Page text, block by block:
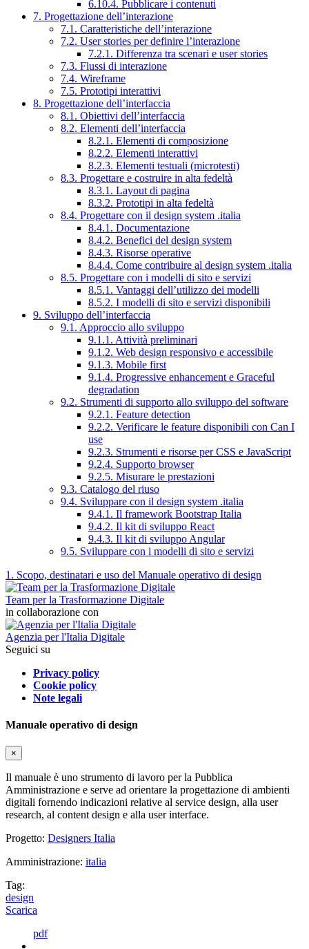
6.10.4. Pubblicare i contenuti
7. Progettazione dell’interazione
7.1. Caratteristiche dell’interazione
7.2. User stories per definire l’interazione
7.2.1. Differenza tra scenari e user stories
7.3. Flussi di interazione
7.4. Wireframe
7.5. Prototipi interattivi
8. Progettazione dell’interfaccia
8.1. Obiettivi dell’interfaccia
8.2. Elementi dell’interfaccia
8.2.1. Elementi di composizione
8.2.2. Elementi interattivi
8.2.3. Elementi testuali (microtesti)
8.3. Progettare e costruire in alta fedeltà
8.3.1. Layout di pagina
8.3.2. Prototipi in alta fedeltà
8.4. Progettare con il design system .italia
8.4.1. Documentazione
8.4.2. Benefici del design system
8.4.3. Risorse operative
8.4.4. Come contribuire al design system .italia
8.5. Progettare con i modelli di sito e servizi
8.5.1. Vantaggi dell’utilizzo dei modelli
8.5.2. I modelli di sito e servizi disponibili
9. Sviluppo dell’interfaccia
9.1. Approccio allo sviluppo
9.1.1. Attività preliminari
9.1.2. Web design responsivo e accessibile
9.1.3. Mobile first
9.1.4. Progressive enhancement e Graceful
degradation
9.2. Strumenti di supporto allo sviluppo del software
9.2.1. Feature detection
9.2.2. Verificare le feature disponibili con Can I
use
9.2.3. Strumenti e risorse per CSS e JavaScript
9.2.4. Supporto browser
9.2.5. Misurare le prestazioni
9.3. Catalogo del riuso
9.4. Sviluppare con il design system .italia
9.4.1. Il framework Bootstrap Italia
9.4.2. Il kit di sviluppo React
9.4.3. Il kit di sviluppo Angular
9.5. Sviluppare con i modelli di sito e servizi
1. Scopo, destinatari e uso del Manuale operativo di design
Team per la Trasformazione Digitale
in collaborazione con
Agenzia per l'Italia Digitale
Seguici su
Privacy policy
Cookie policy
Note legali
Manuale operativo di design
×
Il manuale è uno strumento di lavoro per la Pubblica
Amministrazione e serve ad orientare la progettazione di ambienti
digitali fornendo indicazioni relative al service design, alla user
research, al content design e alla user interface.
Progetto: Designers Italia
Amministrazione: italia
Tag:
design
Scarica
pdf